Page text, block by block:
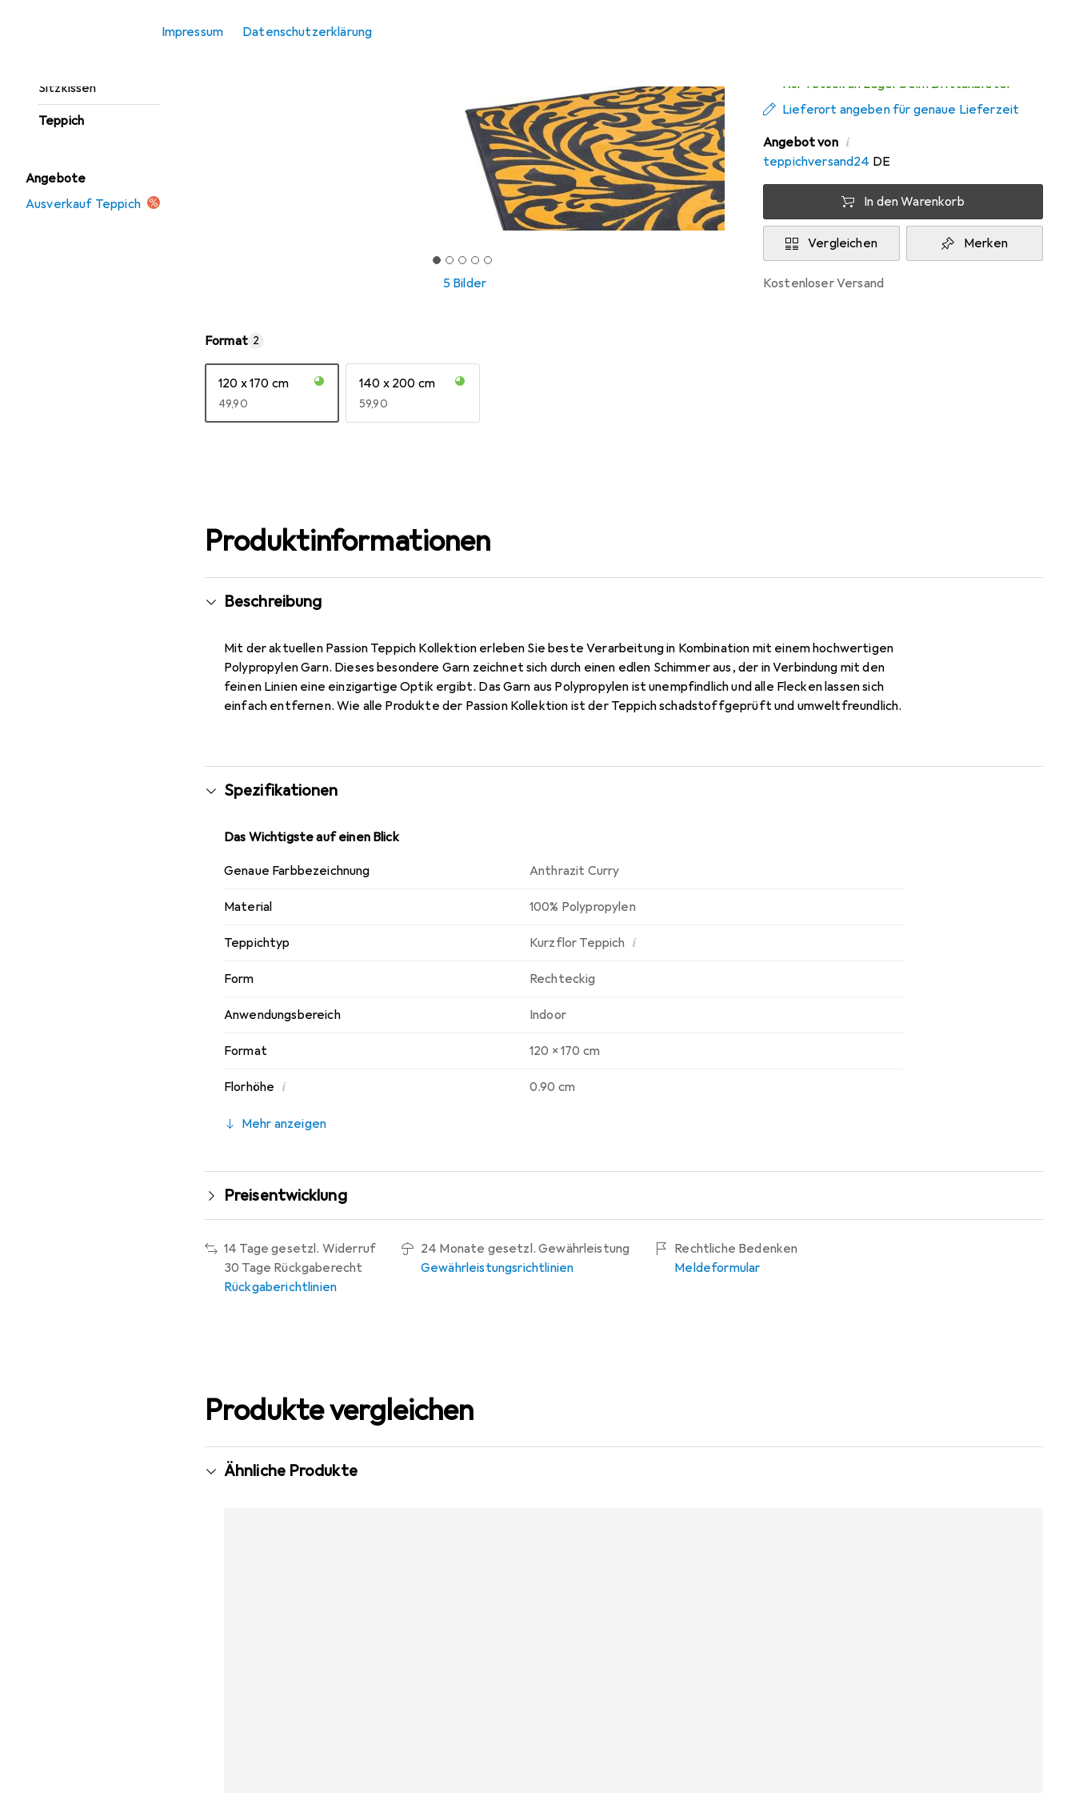
Impressum Datenschutzerklärung
Sitzkissen
Teppich
Angebote
Ausverkauf Teppich
5 Bilder
Nur 1 Stück an Lager beim Drittanbieter
Lieferort angeben für genaue Lieferzeit
Angebot von i
teppichversand24 DE
In den Warenkorb
Vergleichen Merken
kostenloser Versand
Format 2
120 x 170 cm
EUR
49,90
140 x 200 cm
EUR
59,90
Produktinformationen
Beschreibung
Mit der aktuellen Passion Teppich Kollektion erleben Sie beste Verarbeitung in Kombination mit einem hochwertigen
Polypropylen Garn. Dieses besondere Garn zeichnet sich durch einen edlen Schimmer aus, der in Verbindung mit den
feinen Linien eine einzigartige Optik ergibt. Das Garn aus Polypropylen ist unempfindlich und alle Flecken lassen sich
einfach entfernen. Wie alle Produkte der Passion Kollektion ist der Teppich schadstoffgeprüft und umweltfreundlich.
Spezifikationen
Das Wichtigste auf einen Blick
Genaue Farbbezeichnung Anthrazit Curry
Material 100% Polypropylen
Teppichtyp Kurzflor Teppich i
Form Rechteckig
Anwendungsbereich Indoor
Format 120 x 170 cm
Florhöhe i 0.90 cm
Mehr anzeigen
Preisentwicklung
14 Tage gesetzl. Widerruf
30 Tage Rückgaberecht
Rückgaberichtlinien
24 Monate gesetzl. Gewährleistung
Gewährleistungsrichtlinien
Rechtliche Bedenken
Meldeformular
Produkte vergleichen
Ähnliche Produkte